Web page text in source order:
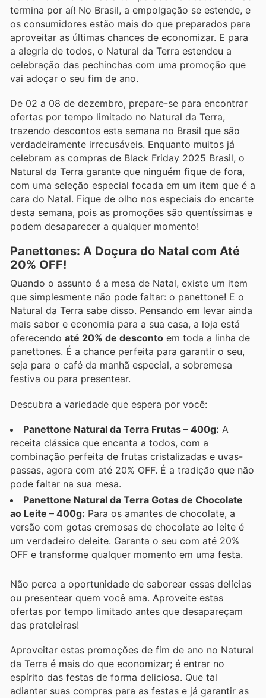
termina por aí! No Brasil, a empolgação se estende, e
os consumidores estão mais do que preparados para
aproveitar as últimas chances de economizar. E para
a alegria de todos, o Natural da Terra estendeu a
celebração das pechinchas com uma promoção que
vai adoçar o seu fim de ano.
De 02 a 08 de dezembro, prepare-se para encontrar
ofertas por tempo limitado no Natural da Terra,
trazendo descontos esta semana no Brasil que são
verdadeiramente irrecusáveis. Enquanto muitos já
celebram as compras de Black Friday 2025 Brasil, o
Natural da Terra garante que ninguém fique de fora,
com uma seleção especial focada em um item que é a
cara do Natal. Fique de olho nos especiais do encarte
desta semana, pois as promoções são quentíssimas e
podem desaparecer a qualquer momento!
Panettones: A Doçura do Natal com Até
20% OFF!
Quando o assunto é a mesa de Natal, existe um item
que simplesmente não pode faltar: o panettone! E o
Natural da Terra sabe disso. Pensando em levar ainda
mais sabor e economia para a sua casa, a loja está
oferecendo até 20% de desconto em toda a linha de
panettones. É a chance perfeita para garantir o seu,
seja para o café da manhã especial, a sobremesa
festiva ou para presentear.
Descubra a variedade que espera por você:
Panettone Natural da Terra Frutas – 400g: A
receita clássica que encanta a todos, com a
combinação perfeita de frutas cristalizadas e uvas-
passas, agora com até 20% OFF. É a tradição que não
pode faltar na sua mesa.
Panettone Natural da Terra Gotas de Chocolate
ao Leite – 400g: Para os amantes de chocolate, a
versão com gotas cremosas de chocolate ao leite é
um verdadeiro deleite. Garanta o seu com até 20%
OFF e transforme qualquer momento em uma festa.
Não perca a oportunidade de saborear essas delícias
ou presentear quem você ama. Aproveite estas
ofertas por tempo limitado antes que desapareçam
das prateleiras!
Aproveitar estas promoções de fim de ano no Natural
da Terra é mais do que economizar; é entrar no
espírito das festas de forma deliciosa. Que tal
adiantar suas compras para as festas e já garantir as